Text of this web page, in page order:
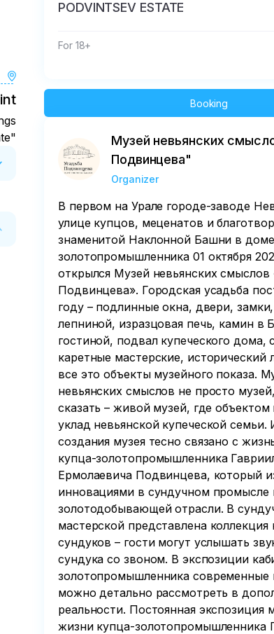
PODVINTSEV ESTATE
For 18+
Booking
Музей невьянских
Подвинцева"
Organizer
В первом на Урале городе-заводе
улице купцов, меценатов и
знаменитой Наклонной Башни в доме
золотопромышленника 01 октября
открылся Музей невьянских смыслов
Подвинцева». Городская усадьба
году – подлинные окна, двери,
лепниной, изразцовая печь, камин в
гостиной, подвал купеческого дома,
каретные мастерские, исторический
все это объекты музейного показа.
невьянских смыслов не просто
сказать – живой музей, где объектом
уклад невьянской купеческой семьи.
создания музея тесно связано с
купца-золотопромышленника
Ермолаевича Подвинцева, который
инновациями в сундучном промысле
золотодобывающей отрасли. В
мастерской представлена коллекция
сундуков – гости могут услышать
сундука со звоном. В экспозиции
золотопромышленника современные
можно детально рассмотреть в
реальности. Постоянная экспозиция
жизни купца-золотопромышленника